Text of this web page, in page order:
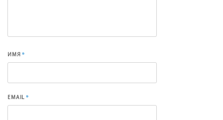
ИМЯ*
EMAIL*